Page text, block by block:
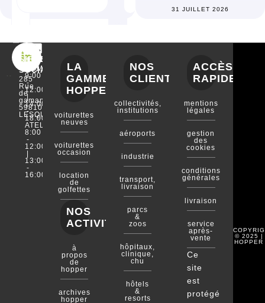
31 JUILLET 2026
i
n
k
e
d
i
n
-
i
n
SIÈGE
SOCIAL
285
Rue
de
gamand
59810
LESQUIN
HORAIRES
COMMERCIAL
9:00
-
12:00
|
14:00
-
18:00
ATELIER
8:00
-
12:00
13:00
-
16:00
TÉLÉPHONE
03.20.00.72.41
LA
GAMME
HOPPER
voiturettes
neuves
voiturettes
occasion
location
de
golfettes
NOS
ACTIVITÉS
à
propos
de
hopper
archives
hopper
NOS
CLIENTS
collectivités,
institutions
aéroports
industrie
transport,
livraison
parcs
&
zoos
hôpitaux,
clinique,
chu
hôtels
&
resorts
ACCÈS
RAPIDE
mentions
légales
gestion
des
cookies
conditions
générales
livraison
service
après-
vente
Ce
site
est
protégé
© 2025 |
HOPPER